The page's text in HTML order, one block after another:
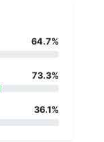
64.7%
73.3%
36.1%